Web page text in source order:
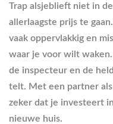
Trap alsjeblieft niet in
allerlaagste prijs te
vaak oppervlakkig en
waar je voor wilt
de inspecteur en de
telt. Met een partner
zeker dat je investeert
nieuwe huis.